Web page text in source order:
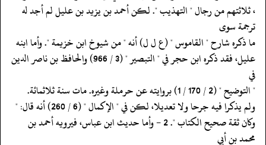
‏‏‏‏، ثلاثتهم من رجال " التهذيب ". لكن أحمد بن يزيد بن عليل لم أجد له
ترجمة سوى
‏‏‏‏ما ذكره شارح " القاموس " (ع ل ل) أنه " من شيوخ ابن خزيمة ". وأما ابنه
‏‏‏‏عليل، فقد ذكره ابن حجر في " التبصير " (3 / 966) والحافظ بن ناصر الدين
في
‏‏‏‏" التوضيح " (2 / 170 / 1) بروايته عن حرملة وغيره. مات سنة ثلاثمائة.
‏‏‏‏ولم يذكرا فيه جرحا ولا تعديلا، لكن في " الإكمال " (6 / 260) أنه قال: "
‏‏‏‏وكان ثقة صحيح الكتاب ". 2 - وأما حديث ابن عباس، فيرويه أحمد بن
محمد بن أبي